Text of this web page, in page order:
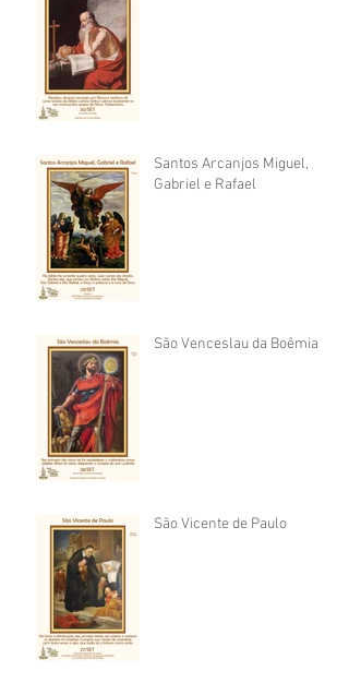
Santos Arcanjos Miguel,
Gabriel e Rafael
São Venceslau da Boêmia
São Vicente de Paulo